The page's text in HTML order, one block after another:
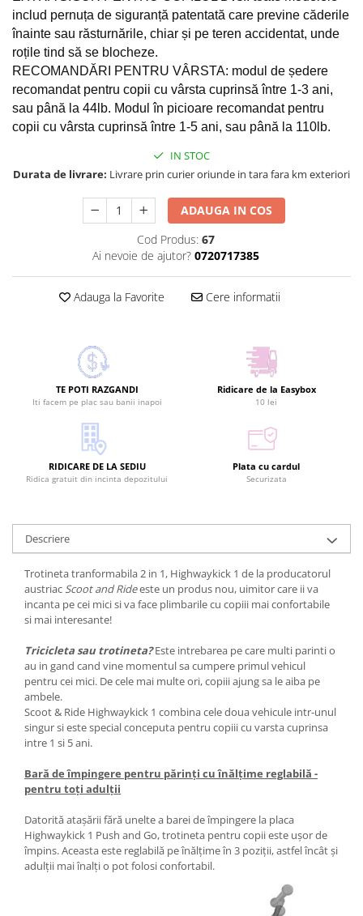
includ pernuța de siguranță patentată care previne căderile
înainte sau răsturnările, chiar și pe teren accidentat, unde
roțile tind să se blocheze.
RECOMANDĂRI PENTRU VÂRSTA: modul de ședere
recomandat pentru copii cu vârsta cuprinsă între 1-3 ani,
sau până la 44lb. Modul în picioare recomandat pentru
copii cu vârsta cuprinsă între 1-5 ani, sau până la 110lb.
IN STOC
Durata de livrare: Livrare prin curier oriunde in tara fara km exteriori
ADAUGA IN COS
Cod Produs: 67
Ai nevoie de ajutor? 0720717385
Adauga la Favorite Cere informatii
TE POTI RAZGANDI
Iti facem pe plac sau banii inapoi
Ridicare de la Easybox
10 lei
RIDICARE DE LA SEDIU
Ridica gratuit din incinta depozitului
Plata cu cardul
Securizata
Descriere
Trotineta tranformabila 2 in 1, Highwaykick 1 de la producatorul
austriac Scoot and Rideeste un produs nou, uimitor care ii va
incanta pe cei mici si va face plimbarile cu copiii mai confortabile
si mai interesante!
Tricicleta sau trotineta?Este intrebarea pe care multi parinti o
au in gand cand vine momentul sa cumpere primul vehicul
pentru cei mici. De cele mai multe ori, copiii ajung sa le aiba pe
ambele.
Scoot & Ride Highwaykick 1 combina cele doua vehicule intr-unul
singur si este special conceputa pentru copiii cu varsta cuprinsa
intre 1 si 5 ani.
Bară de împingere pentru părinți cu înălțime reglabilă -
pentru toți adulții
Datorită atașării fără unelte a barei de împingere la placa
Highwaykick 1 Push and Go, trotineta pentru copii este ușor de
împins. Aceasta este reglabilă pe înălțime în 3 poziții, astfel încât și
adulții mai înalți o pot folosi confortabil.